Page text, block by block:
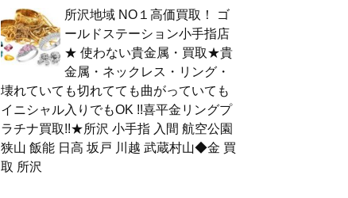
所沢地域 NO１高価買取！ ゴ
ールドステーション小手指店
★ 使わない貴金属・買取★貴
金属・ネックレス・リング・
壊れていても切れてても曲がっていても
イニシャル入りでもOK !!喜平金リングプ
ラチナ買取!!★所沢 小手指 入間 航空公園
狭山 飯能 日高 坂戸 川越 武蔵村山◆金 買
取 所沢